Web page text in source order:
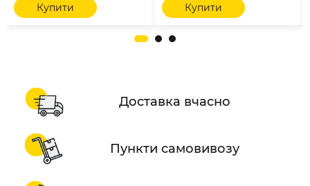
Купити Купити
Доставка вчасно
Пункти самовивозу